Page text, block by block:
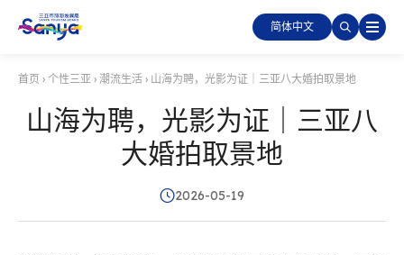
简体中文
首页 › 个性三亚 › 潮流生活 › 山海为聘，光影为证｜三亚八大婚拍取景地
山海为聘，光影为证｜三亚八
大婚拍取景地
2026-05-19